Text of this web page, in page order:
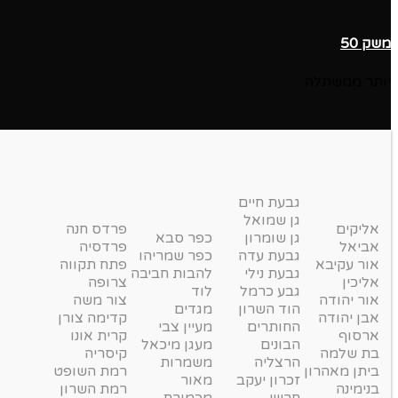
משק 50
אליקים
אביאל
אור עקיבא
אליכין
אור יהודה
אבן יהודה
ארסוף
בת שלמה
ביתן מאהרון
בנימינה
גבעת חיים
גן שמואל
גן שומרון
גבעת עדה
גבעת נילי
גבע כרמל
הוד השרון
החותרים
הבונים
הרצליה
זכרון יעקב
כפר סבא
כפר שמריהו
להבות חביבה
לוד
מגדים
מעיין צבי
מעגן מיכאל
משמרות
מאור
פרדס חנה
פרדסיה
פתח תקווה
צרופה
צור משה
קדימה צורן
קרית אונו
קיסריה
רמת השופט
רמת השרון